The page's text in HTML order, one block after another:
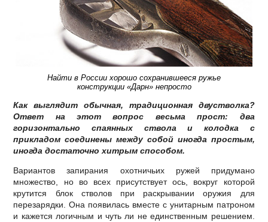
Найти в России хорошо сохранившееся ружье
конструкции «Дарн» непросто
Как выглядит обычная, традиционная двустволка?
Ответ на этот вопрос весьма прост: два
горизонтально спаянных ствола и колодка с
прикладом соединены между собой иногда простым,
иногда достаточно хитрым способом.
Вариантов запирания охотничьих ружей придумано
множество, но во всех присутствует ось, вокруг которой
крутится блок стволов при раскрывании оружия для
перезарядки. Она появилась вместе с унитарным патроном
и кажется логичным и чуть ли не единственным решением.